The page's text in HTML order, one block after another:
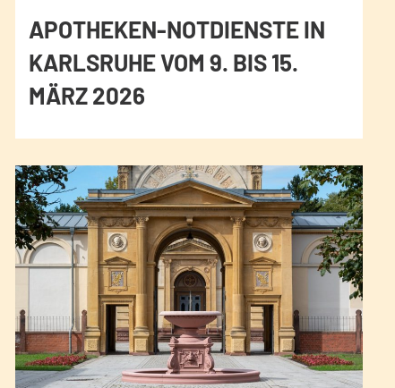
APOTHEKEN-NOTDIENSTE IN
KARLSRUHE VOM 9. BIS 15.
MÄRZ 2026